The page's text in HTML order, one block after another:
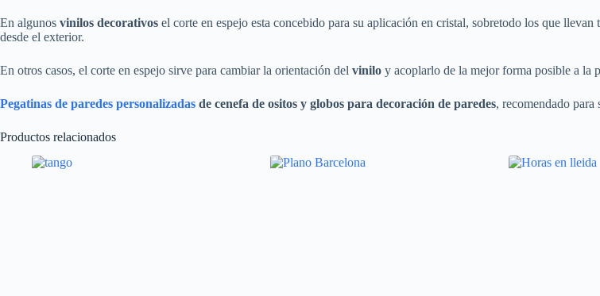
En algunos vinilos decorativos el corte en espejo esta concebido para su aplicación en cristal, sobretodo los que
desde el exterior.
En otros casos, el corte en espejo sirve para cambiar la orientación del vinilo y acoplarlo de la mejor forma posible a la
Pegatinas de paredes personalizadas de cenefa de ositos y globos para decoración de paredes, recomendado
Productos relacionados